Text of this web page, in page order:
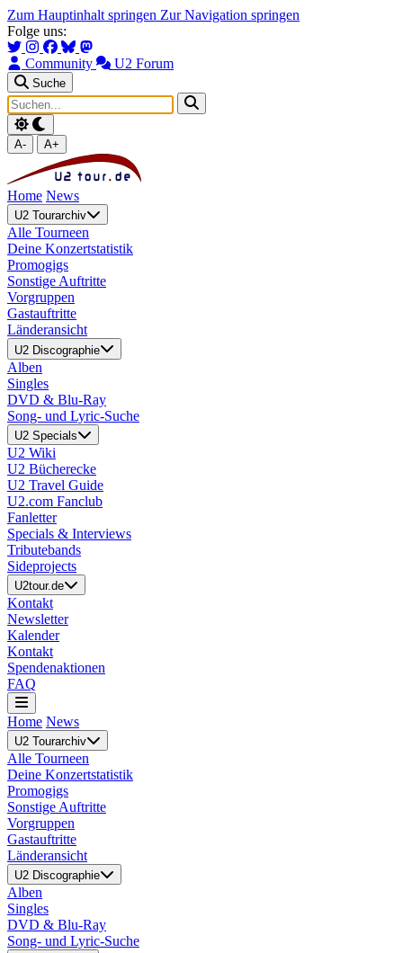
Zum Hauptinhalt springen Zur Navigation springen
Folge uns:
Community U2 Forum
Suche
A- A+
Home News
U2 Tourarchiv
Alle Tourneen
Deine Konzertstatistik
Promogigs
Sonstige Auftritte
Vorgruppen
Gastauftritte
Länderansicht
U2 Discographie
Alben
Singles
DVD & Blu-Ray
Song- und Lyric-Suche
U2 Specials
U2 Wiki
U2 Bücherecke
U2 Travel Guide
U2.com Fanclub
Fanletter
Specials & Interviews
Tributebands
Sideprojects
U2tour.de
Kontakt
Newsletter
Kalender
Kontakt
Spendenaktionen
FAQ
Home News
U2 Tourarchiv
Alle Tourneen
Deine Konzertstatistik
Promogigs
Sonstige Auftritte
Vorgruppen
Gastauftritte
Länderansicht
U2 Discographie
Alben
Singles
DVD & Blu-Ray
Song- und Lyric-Suche